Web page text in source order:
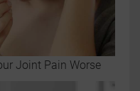
Joint Pain Worse